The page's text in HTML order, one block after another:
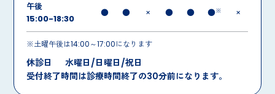
午後
15:00-18:30
● ● × ● ● ●※ ×
※土曜午後は14:00～17:00になります
休診日
水曜日/日曜日/祝日
受付終了時間は診療時間終了の30分前になります。